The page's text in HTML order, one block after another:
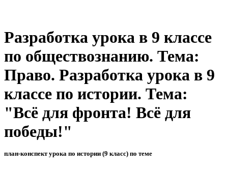
Разработка урока в 9 классе
по обществознанию. Тема:
Право. Разработка урока в 9
классе по истории. Тема:
"Всё для фронта! Всё для
победы!"
план-конспект урока по истории (9 класс) по теме